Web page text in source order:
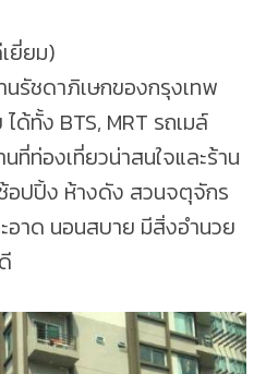
ยี่ยม)
รัชดาภิเษกของกรุงเทพ
ด้ทั้ง BTS, MRT รถเมล์
ที่ท่องเที่ยวน่าสนใจและร้าน
อปปิ้ง ห้างดัง สวนจตุจักร
าด นอนสบาย มีสิ่งอำนวย